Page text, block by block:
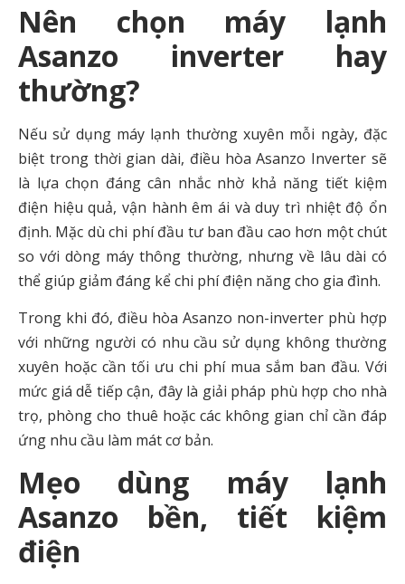
Nên chọn máy lạnh
Asanzo inverter hay
thường?
Nếu sử dụng máy lạnh thường xuyên mỗi ngày, đặc
biệt trong thời gian dài, điều hòa Asanzo Inverter sẽ
là lựa chọn đáng cân nhắc nhờ khả năng tiết kiệm
điện hiệu quả, vận hành êm ái và duy trì nhiệt độ ổn
định. Mặc dù chi phí đầu tư ban đầu cao hơn một chút
so với dòng máy thông thường, nhưng về lâu dài có
thể giúp giảm đáng kể chi phí điện năng cho gia đình.
Trong khi đó, điều hòa Asanzo non-inverter phù hợp
với những người có nhu cầu sử dụng không thường
xuyên hoặc cần tối ưu chi phí mua sắm ban đầu. Với
mức giá dễ tiếp cận, đây là giải pháp phù hợp cho nhà
trọ, phòng cho thuê hoặc các không gian chỉ cần đáp
ứng nhu cầu làm mát cơ bản.
Mẹo dùng máy lạnh
Asanzo bền, tiết kiệm
điện